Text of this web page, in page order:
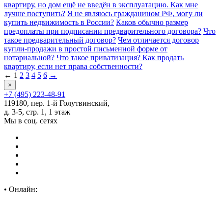
квартиру, но дом ещё не введён в эксплуатацию. Как мне
лучше поступить? Я не являюсь гражданином РФ, могу ли
купить недвижимость в России? Каков обычно размер
предоплаты при подписании предварительного договора? Что
такое предварительный договор? Чем отличается договор
купли-продажи в простой письменной форме от
нотариальной? Что такое приватизация? Как продать
квартиру, если нет права собственности?
← 1 2 3 4 5 6 →
×
+7 (495) 223-48-91
119180, пер. 1-й Голутвинский,
д. 3-5, стр. 1, 1 этаж
Мы в соц. сетях
• Онлайн: